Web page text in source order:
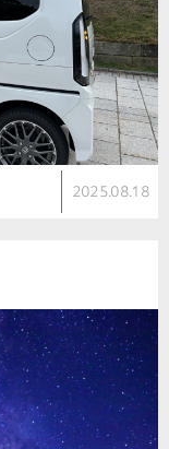
2025.08.18